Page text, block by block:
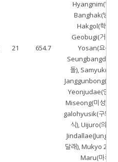
21 654.7
Hyangnim(향림
Banghak(방학),
Hakgol(학골),
Geobugi(거북
Yosan(요산),
Seungbangdol(
돌), Samyuk(삼
Janggunbong(장
Yeonjudae(연주
Miseong(미성),
galohyusik(구의가
식), Uijuro(의주
Jindallae(Jung-
달래), Mukyo 2(무
Maru(마루)